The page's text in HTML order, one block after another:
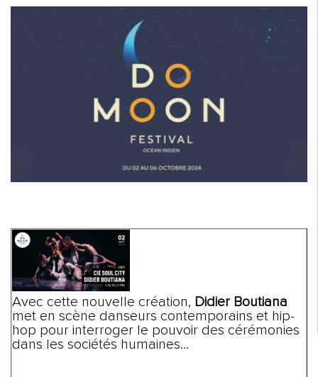
Avec cette nouvelle création, Didier Boutiana
met en scène danseurs contemporains et hip-
hop pour interroger le pouvoir des cérémonies
dans les sociétés humaines...